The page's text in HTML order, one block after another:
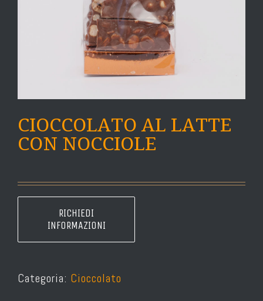
CIOCCOLATO AL LATTE
CON NOCCIOLE
Categoria: Cioccolato